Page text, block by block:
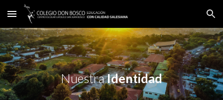
Skip to main content Skip to navigation
NuestraIdentidad